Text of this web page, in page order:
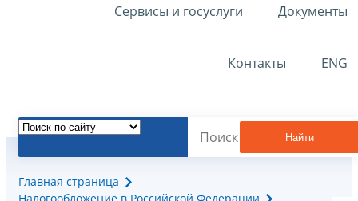
Сервисы и госуслуги Документы
Контакты ENG
Найти
Главная страница